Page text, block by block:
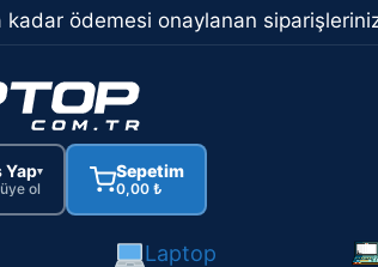
ödemesi onaylanan
Yap▾
ol
Sepetim
0,00 ₺
Laptop